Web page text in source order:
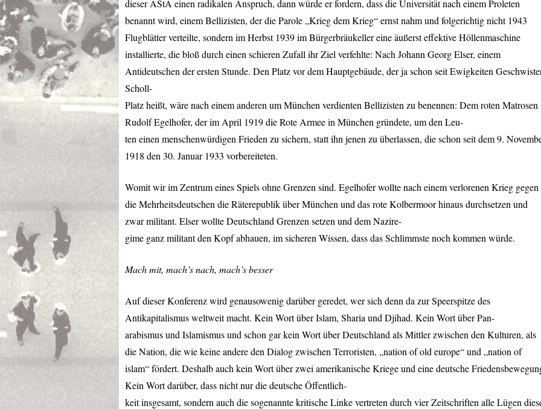
dieser AStA einen radikalen Anspruch, dann würde er fordern, dass die Universität nach einem Proleten
benannt wird, einem Bellizisten, der die Parole „Krieg dem Krieg“ ernst nahm und folgerichtig nicht 1943
Flugblätter verteilte, sondern im Herbst 1939 im Bürgerbräukeller eine äußerst effektive Höllenmaschine
installierte, die bloß durch einen schieren Zufall ihr Ziel verfehlte: Nach Johann Georg Elser, einem
Antideutschen der ersten Stunde. Den Platz vor dem Hauptgebäude, der ja schon seit Ewigkeiten
Scholl-
Platz heißt, wäre nach einem anderen um München verdienten Bellizisten zu benennen: Dem roten Matrosen
Rudolf Egelhofer, der im April 1919 die Rote Armee in München gründete, um den Leu-
ten einen menschenwürdigen Frieden zu sichern, statt ihn jenen zu überlassen, die schon seit dem 9.
1918 den 30. Januar 1933 vorbereiteten.
Womit wir im Zentrum eines Spiels ohne Grenzen sind. Egelhofer wollte nach einem verlorenen Krieg gegen
die Mehrheitsdeutschen die Räterepublik über München und das rote Kolbermoor hinaus durchsetzen und
zwar militant. Elser wollte Deutschland Grenzen setzen und dem Nazire-
gime ganz militant den Kopf abhauen, im sicheren Wissen, dass das Schlimmste noch kommen würde.
Mach mit, mach’s nach, mach’s besser
Auf dieser Konferenz wird genausowenig darüber geredet, wer sich denn da zur Speerspitze des
Antikapitalismus weltweit macht. Kein Wort über Islam, Sharia und Djihad. Kein Wort über Pan-
arabismus und Islamismus und schon gar kein Wort über Deutschland als Mittler zwischen den Kulturen, als
die Nation, die wie keine andere den Dialog zwischen Terroristen, „nation of old europe“ und „nation of
islam“ fördert. Deshalb auch kein Wort über zwei amerikanische Kriege und eine deutsche
Kein Wort darüber, dass nicht nur die deutsche Öffentlich-
keit insgesamt, sondern auch die sogenannte kritische Linke vertreten durch vier Zeitschriften alle Lügen